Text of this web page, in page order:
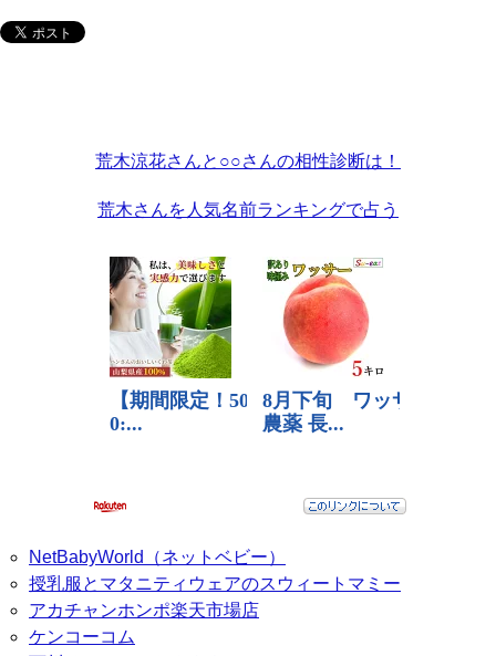
荒木涼花さんと○○さんの相性診断は！
荒木さんを人気名前ランキングで占う
NetBabyWorld（ネットベビー）
授乳服とマタニティウェアのスウィートマミー
アカチャンホンポ楽天市場店
ケンコーコム